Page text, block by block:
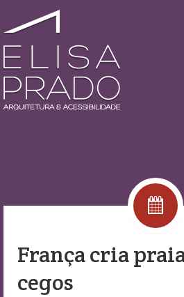
Biblioteca
Sobre
França cria
cegos